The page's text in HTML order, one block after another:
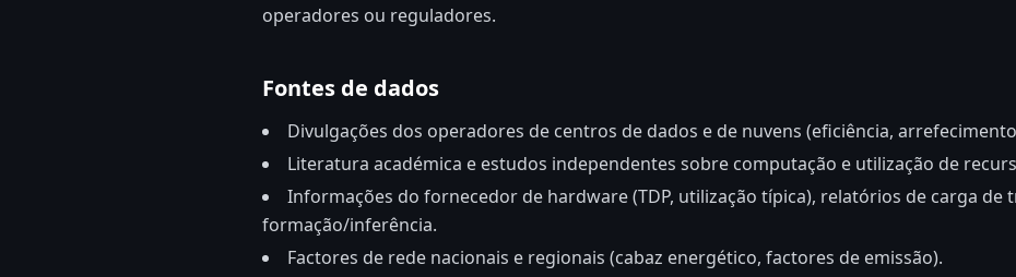
operadores ou reguladores.
Fontes de dados
Divulgações dos operadores de centros de dados e de nuvens (eficiência,
Literatura académica e estudos independentes sobre computação e utilização de
Informações do fornecedor de hardware (TDP, utilização típica), relatórios de carga de
formação/inferência.
Factores de rede nacionais e regionais (cabaz energético, factores de emissão).